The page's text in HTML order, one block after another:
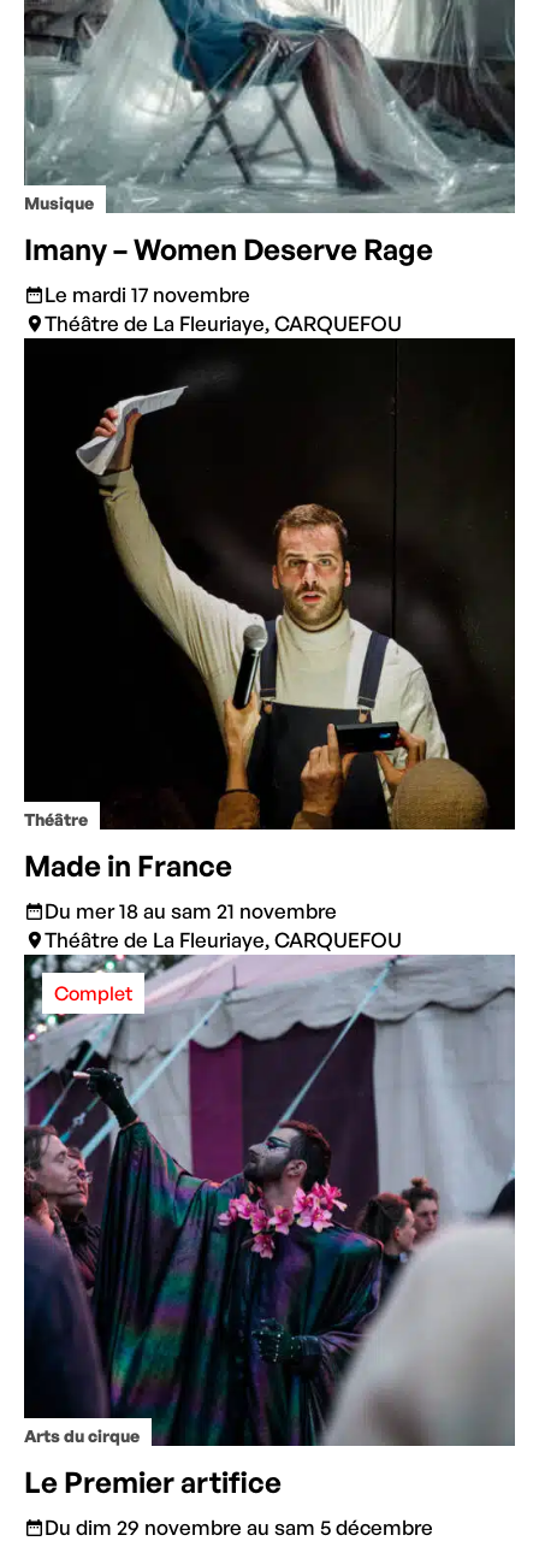
Musique
Imany – Women Deserve Rage
Le mardi 17 novembre
Théâtre de La Fleuriaye, CARQUEFOU
Théâtre
Made in France
Du mer 18 au sam 21 novembre
Théâtre de La Fleuriaye, CARQUEFOU
Arts du cirque
Complet
Le Premier artifice
Du dim 29 novembre au sam 5 décembre